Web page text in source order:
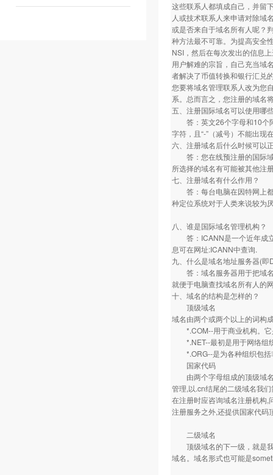
这些联系人都填成自己，并留
人或技术联系人来申请对除域
或是否来自于域名所有人呢？
种方法最不可靠。为提高安全
NSI，然后在每次发出的信息
用户解难的宗旨，自己充当域
者解决了币值转换和银行汇兑
您要将域名管理联系人改为您
系。总而言之，您注册的域名
五、注册国际域名可以使用哪
答：英文26个字母和10个阿
字符，且“-”（减号）不能出现
六、注册域名后什么时候可以
答：您在线预注册的国际域
所选择的域名有可能被其他注
七、注册域名有什么作用？
答：每台电脑在因特网上都
种定位系统对于人类来说较为
八、谁是国际域名管理机构？
答：ICANN是一个近年成立
息可在网址:ICANN中查询.
九、什么是域名地址服务器(即
答：域名服务器用于把域名
就便于电脑查找域名所有人的
十、域名的结构是怎样的？
顶级域名
域名由两个或两个以上的词构
*.COM--用于商业机构。它
*.NET--最初是用于网络组
*.ORG--是为各种组织包括
国家代码
由两个字母组成的顶级域名
管理,以.cn结尾的二级域名我
在注册时应咨询域名注册机构,
注册服务之外,还提供国家代码
二级域名
顶级域名的下一级，就是我
域名。域名形式也可能是